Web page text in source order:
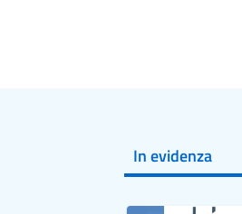
In evidenza